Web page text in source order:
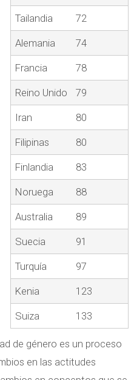
Tailandia 72
Alemania 74
Francia 78
Reino Unido 79
Iran 80
Filipinas 80
Finlandia 83
Noruega 88
Australia 89
Suecia 91
Turquía 97
Kenia 123
Suiza 133
de género es un proceso
en las actitudes